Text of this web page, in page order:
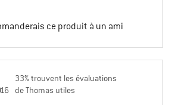
ce produit à un ami
33% trouvent les évaluations
de Thomas utiles